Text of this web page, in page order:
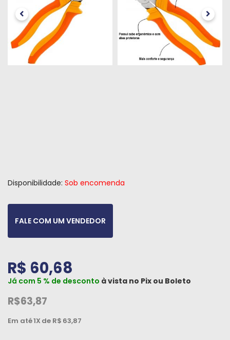
Pneumáticos
Tintas
e
Químicos
Disponibilidade: Sob encomenda
FALE COM UM VENDEDOR
R$ 60,68
Já com 5 % de desconto à vista no Pix ou Boleto
R$63,87
Em até1X de R$ 63,87